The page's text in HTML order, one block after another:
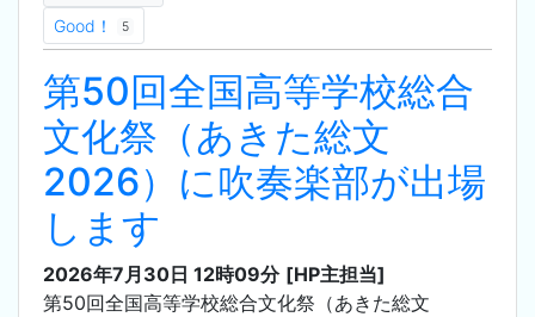
Good！
5
第50回全国高等学校総合
文化祭（あきた総文
2026）に吹奏楽部が出場
します
2026年7月30日 12時09分 [HP主担当]
第50回全国高等学校総合文化祭（あきた総文